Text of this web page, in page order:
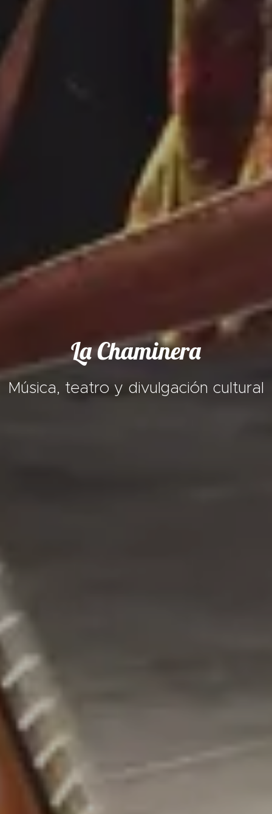
La Chaminera
Música, teatro y divulgación cultural